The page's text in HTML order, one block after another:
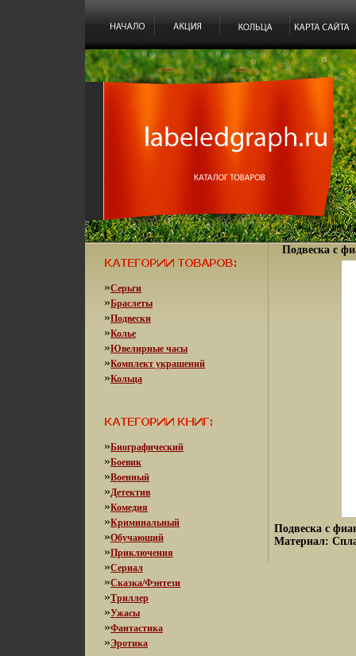
»Серьги
»Браслеты
»Подвески
»Колье
»Ювелирные часы
»Комплект украшений
»Кольца
»Биографический
»Боевик
»Военный
»Детектив
»Комедия
»Криминальный
»Обучающий
»Приключения
»Сериал
»Сказка/Фэнтези
»Триллер
»Ужасы
»Фантастика
»Эротика
Подвеска с
Подвеска с
Материал: